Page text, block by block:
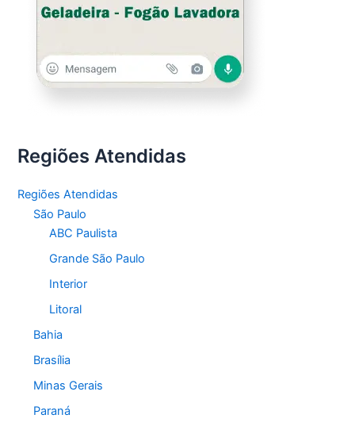
Regiões Atendidas
Regiões Atendidas
São Paulo
ABC Paulista
Grande São Paulo
Interior
Litoral
Bahia
Brasília
Minas Gerais
Paraná